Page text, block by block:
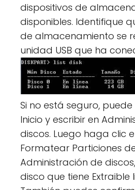
dispositivos de
disponibles. Identifique
de almacenamiento se
unidad USB que ha
Si no está seguro,
Inicio y escribir en
discos. Luego haga clic
Formatear Particiones
Administración de
disco que tiene